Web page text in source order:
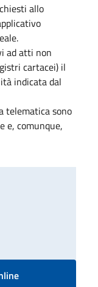
allo
ad atti non
cartacei) il
indicata dal
telematica sono
e, comunque,